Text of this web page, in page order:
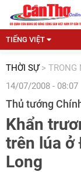
TIẾNG VIỆT
THỜI SỰ > TRONG
14/07/2008 - 08:07
Thủ tướng
Khẩn
trên lúa ở
Long